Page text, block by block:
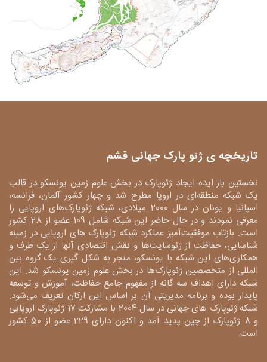
تاریخچه ی ژئو پارک جهانی قشم
نخستین بار ایده ایجاد ژئوپارک در بخش علوم زمین یونسکو در قالب
یک شبکه منطقه‌ای در اروپا مطرح شد و چهار کشور آلمان، فرانسه،
اسپانیا و یونان در سال 2000 میلادی، شبکه ژئوپارک‌های اروپایی را
معرفی نمودند و در حال حاضر این شبکه شامل 109 عضو از 28 کشور
است. بازتاب موفقیت‌آمیز عملکرد شبکه ژئوپارک های اروپایی در زمینه
شناسایی، حفاظت از ژئوسایت‌ها و نقش اقتصادی آنها از یک طرف و
همکاری‌های این شبکه با یونسکو، منجر به شکل گیری یک گروه بین
المللی از متخصصین ژئوپارک‌ها در بخش علوم زمین یونسکو شد. این
شبکه دارای اهداف سه گانه از مفهوم جامع حفاظت، آموزش و توسعه
پایدار بوده و برنامه مدیریتی آن بر اساس این ارکان تعریف می‌شود.
شبکه ژئوپارک های جهانی در سال 2004 با مشارکت 17 ژئوپارک اروپایی
و 8 ژئوپارک از چین پدید آمد و اکنون دارای 229 عضو از 50 کشور
است.